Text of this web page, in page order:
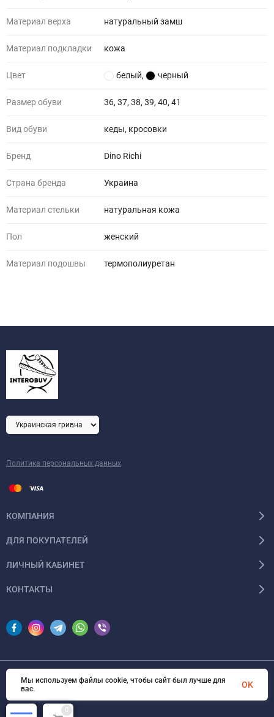
Материал верха натуральный замш
Материал подкладки кожа
Цвет белый, черный
Размер обуви 36, 37, 38, 39, 40, 41
Вид обуви кеды, кросовки
Бренд Dino Richi
Страна бренда Украина
Материал стельки натуральная кожа
Пол женский
Материал подошвы термополиуретан
Политика персональных данных
КОМПАНИЯ
ДЛЯ ПОКУПАТЕЛЕЙ
ЛИЧНЫЙ КАБИНЕТ
КОНТАКТЫ
© 2026 InSale. Все права защищены
0
Мы используем файлы cookie, чтобы сайт был лучше для
вас.
OK